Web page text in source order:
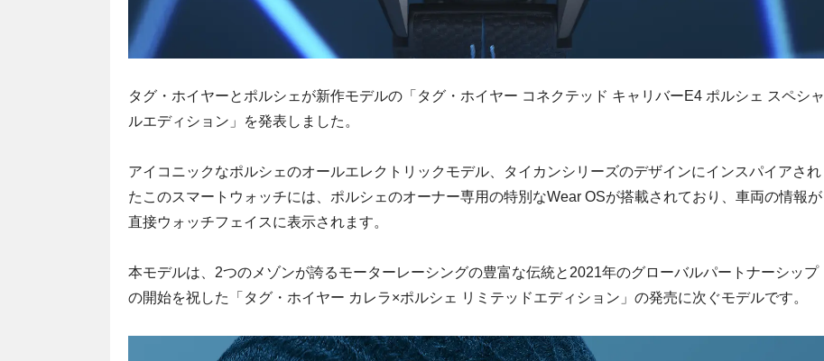
タグ・ホイヤーとポルシェが新作モデルの「タグ・ホイヤー コネクテッド キャリバーE4 ポルシェ スペシャ
ルエディション」を発表しました。
アイコニックなポルシェのオールエレクトリックモデル、タイカンシリーズのデザインにインスパイアされ
たこのスマートウォッチには、ポルシェのオーナー専用の特別なWear OSが搭載されており、車両の情報が
直接ウォッチフェイスに表示されます。
本モデルは、2つのメゾンが誇るモーターレーシングの豊富な伝統と2021年のグローバルパートナーシップ
の開始を祝した「タグ・ホイヤー カレラ×ポルシェ リミテッドエディション」の発売に次ぐモデルです。